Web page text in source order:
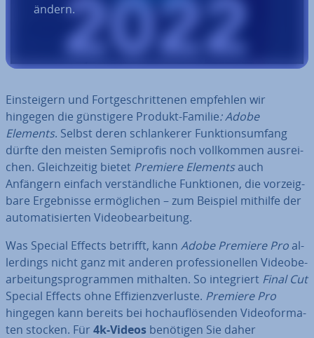
ändern.
Ein­stei­gern und Fort­ge­schrit­te­nen empfehlen wir
hingegen die güns­ti­ge­re Produkt-Familie: Adobe
Elements. Selbst deren schlan­ke­rer Funk­ti­ons­um­fang
dürfte den meisten Se­mi­pro­fis noch voll­kom­men aus­rei­
chen. Gleich­zei­tig bietet Premiere Elementsauch
Anfängern einfach ver­ständ­li­che Funk­tio­nen, die vor­zeig­
ba­re Er­geb­nis­se er­mög­li­chen – zum Beispiel mithilfe der
au­to­ma­ti­sier­ten Vi­deo­be­ar­bei­tung.
Was Special Effects betrifft, kann Adobe Premiere Proal­
ler­dings nicht ganz mit anderen pro­fes­sio­nel­len Vi­deo­be­
ar­bei­tungs­pro­gram­men mithalten. So in­te­griert Final Cut
Special Effects ohne Ef­fi­zi­enz­ver­lus­te. Premiere Pro
hingegen kann bereits bei hoch­auf­lö­sen­den Vi­deo­for­ma­
ten stocken. Für 4k-Videos benötigen Sie daher